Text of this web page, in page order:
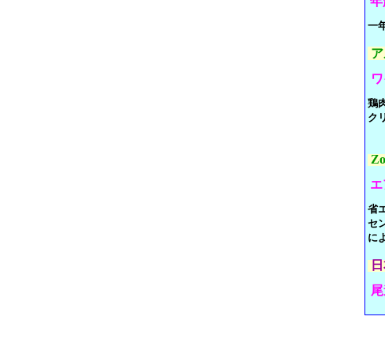
一
鶏
ク
省
セ
に